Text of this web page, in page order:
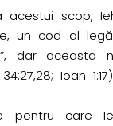
acestui scop,
un cod al
dar
Ioan 1:17)
pentru care